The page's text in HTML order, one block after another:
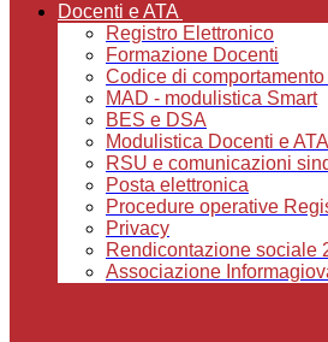
Docenti e ATA
Registro Elettronico
Formazione Docenti
Codice di
MAD - modulistica Smart
BES e DSA
Modulistica Docenti e ATA
RSU e comunicazioni
Posta elettronica
Procedure operative
Privacy
Rendicontazione sociale
Associazione